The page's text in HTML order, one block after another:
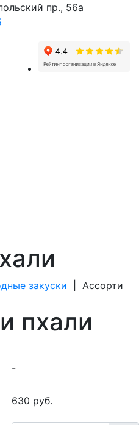
пр., 56а
закуски
Ассорти
пхали
-
630 руб.